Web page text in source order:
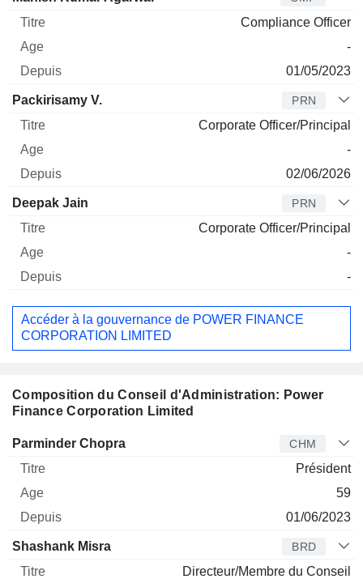
Compliance Officer
-
01/05/2023
Packirisamy V. PRN
Corporate Officer/Principal
-
02/06/2026
Deepak Jain PRN
Corporate Officer/Principal
-
-
Accéder à la gouvernance de POWER FINANCE
CORPORATION LIMITED
Composition du Conseil d'Administration: Power
Finance Corporation Limited
Administrateur Titre
Parminder Chopra CHM
Président
59
01/06/2023
Shashank Misra BRD
Directeur/Membre du Conseil